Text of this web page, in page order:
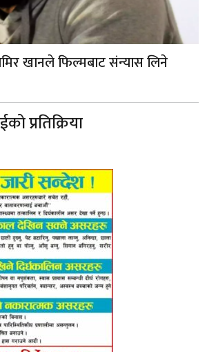
खानले फिल्मबाट संन्यास लिने
प्रतिक्रिया